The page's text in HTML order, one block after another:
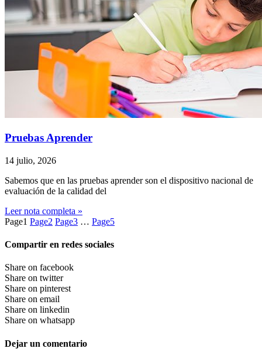
Pruebas Aprender
14 julio, 2026
Sabemos que en las pruebas aprender son el dispositivo nacional de
evaluación de la calidad del
Leer nota completa »
Page1 Page2 Page3 … Page5
Compartir en redes sociales
Share on facebook
Share on twitter
Share on pinterest
Share on email
Share on linkedin
Share on whatsapp
Dejar un comentario